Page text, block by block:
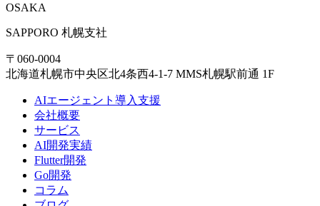
OSAKA
SAPPORO 札幌支社
〒060-0004
北海道札幌市中央区北4条西4-1-7 MMS札幌駅前通 1F
AIエージェント導入支援
会社概要
サービス
AI開発実績
Flutter開発
Go開発
コラム